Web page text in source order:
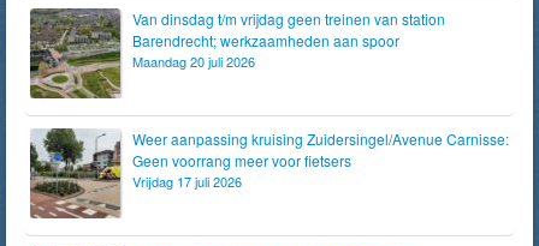
Van dinsdag t/m vrijdag geen treinen van station
Barendrecht; werkzaamheden aan spoor
Maandag 20 juli 2026
Weer aanpassing kruising Zuidersingel/Avenue Carnisse:
Geen voorrang meer voor fietsers
Vrijdag 17 juli 2026